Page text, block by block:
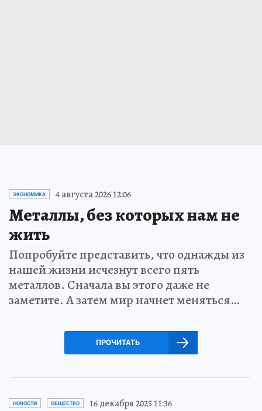
ЭКОНОМИКА 4 августа 2026 12:06
Металлы, без которых нам не
жить
Попробуйте представить, что однажды из
нашей жизни исчезнут всего пять
металлов. Сначала вы этого даже не
заметите. А затем мир начнет меняться…
ПРОЧИТАТЬ
НОВОСТИ ОБЩЕСТВО 16 декабря 2025 11:36